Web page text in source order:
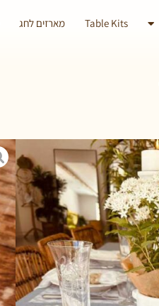
Table Kits מארזים לחג